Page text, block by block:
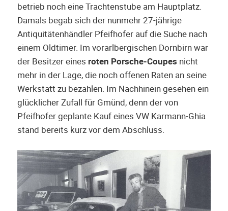
betrieb noch eine Trachtenstube am Hauptplatz.
Damals begab sich der nunmehr 27-jährige
Antiquitätenhändler Pfeifhofer auf die Suche nach
einem Oldtimer. Im vorarlbergischen Dornbirn war
der Besitzer eines roten Porsche-Coupes nicht
mehr in der Lage, die noch offenen Raten an seine
Werkstatt zu bezahlen. Im Nachhinein gesehen ein
glücklicher Zufall für Gmünd, denn der von
Pfeifhofer geplante Kauf eines VW Karmann-Ghia
stand bereits kurz vor dem Abschluss.